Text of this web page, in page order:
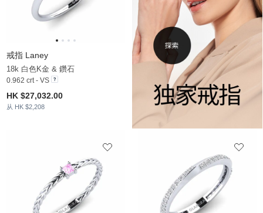
戒指 Laney
18k 白色K金 & 鑽石
0.962 crt - VS
HK $27,032.00
从 HK $2,208